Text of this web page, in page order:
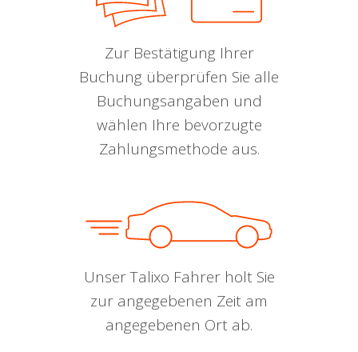
Zur Bestätigung Ihrer
Buchung überprüfen Sie alle
Buchungsangaben und
wählen Ihre bevorzugte
Zahlungsmethode aus.
Unser Talixo Fahrer holt Sie
zur angegebenen Zeit am
angegebenen Ort ab.